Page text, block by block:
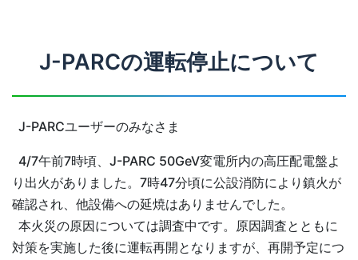
J-PARCの運転停止について
J-PARCユーザーのみなさま
4/7午前7時頃、J-PARC 50GeV変電所内の高圧配電盤よ
り出火がありました。7時47分頃に公設消防により鎮火が
確認され、他設備への延焼はありませんでした。
本火災の原因については調査中です。原因調査とともに
対策を実施した後に運転再開となりますが、再開予定につ